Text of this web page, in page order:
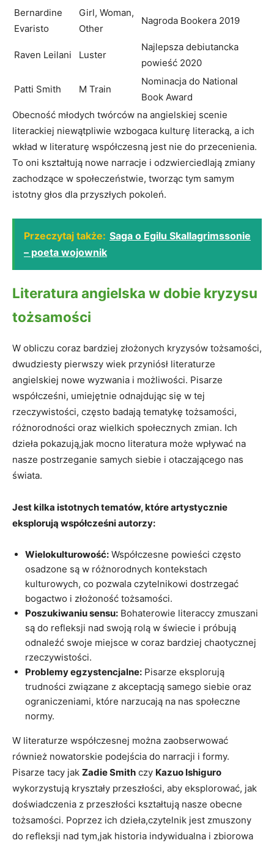
Bernardine
Evaristo
Girl, Woman,
Other
Nagroda Bookera 2019
Raven Leilani Luster
Najlepsza debiutancka
powieść 2020
Patti Smith M Train
Nominacja do National
Book Award
Obecność młodych twórców na angielskiej scenie
literackiej niewątpliwie wzbogaca kulturę literacką, a ich
wkład w literaturę współczesną jest nie do przecenienia.
To oni kształtują nowe narracje i odzwierciedlają zmiany
zachodzące w społeczeństwie, tworząc tym samym
istotny głos dla przyszłych pokoleń.
Przeczytaj także: Saga o Egilu Skallagrimssonie
– poeta wojownik
Literatura angielska w dobie kryzysu
tożsamości
W obliczu coraz bardziej złożonych kryzysów tożsamości,
dwudziesty pierwszy wiek przyniósł literaturze
angielskiej nowe wyzwania i możliwości. Pisarze
współcześni, umiejętnie odnajdując się w tej
rzeczywistości, często badają tematykę tożsamości,
różnorodności oraz wielkich społecznych zmian. Ich
dzieła pokazują,jak mocno literatura może wpływać na
nasze postrzeganie samych siebie i otaczającego nas
świata.
Jest kilka istotnych tematów, które artystycznie
eksplorują współcześni autorzy:
Wielokulturowość: Współczesne powieści często
osadzone są w różnorodnych kontekstach
kulturowych, co pozwala czytelnikowi dostrzegać
bogactwo i złożoność tożsamości.
Poszukiwaniu sensu: Bohaterowie literaccy zmuszani
są do refleksji nad swoją rolą w świecie i próbują
odnaleźć swoje miejsce w coraz bardziej chaotycznej
rzeczywistości.
Problemy egzystencjalne: Pisarze eksplorują
trudności związane z akceptacją samego siebie oraz
ograniczeniami, które narzucają na nas społeczne
normy.
W literaturze współczesnej można zaobserwować
również nowatorskie podejścia do narracji i formy.
Pisarze tacy jak Zadie Smith czy Kazuo Ishiguro
wykorzystują kryształy przeszłości, aby eksplorować, jak
doświadczenia z przeszłości kształtują nasze obecne
tożsamości. Poprzez ich dzieła,czytelnik jest zmuszony
do refleksji nad tym,jak historia indywidualna i zbiorowa